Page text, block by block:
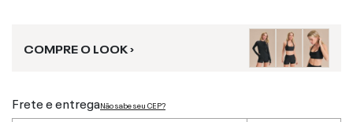
COMPRE O LOOK ›
Frete e entregaNão sabe seu CEP?